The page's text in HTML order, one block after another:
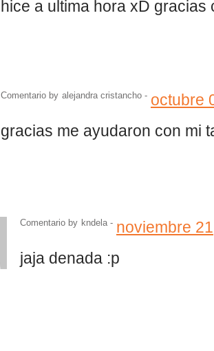
hice a ultima hora xD gracias
Comentario by alejandra cristancho - octubre
gracias me ayudaron con mi
Comentario by kndela- noviembre
jaja denada :p